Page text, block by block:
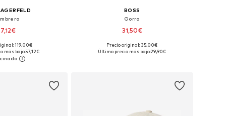
56-57, 58-59
a la cesta
119,00€
más bajo:57,12€
BOSS
Gorra
31,50€
Tallas disponibles: 55-60
Precio original: 35,00€
Último precio más bajo:29,90€